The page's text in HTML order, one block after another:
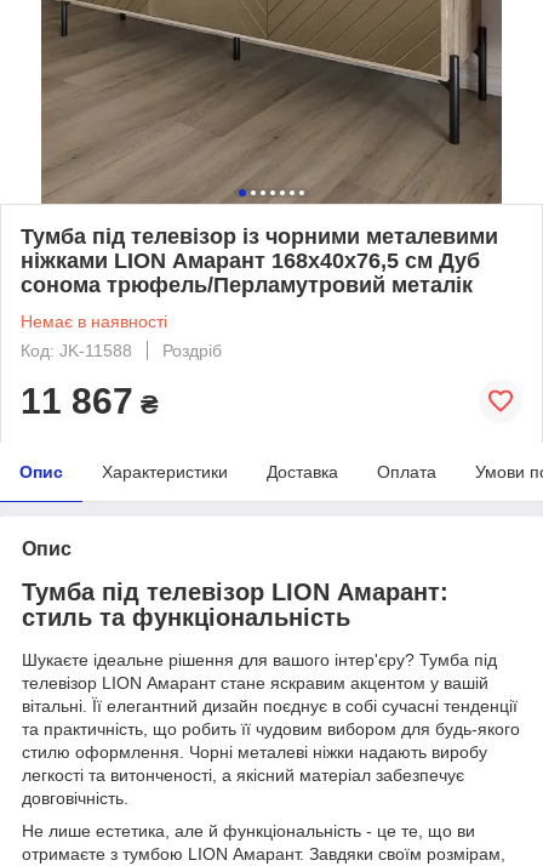
Тумба під телевізор із чорними металевими
ніжками LION Амарант 168x40x76,5 см Дуб
сонома трюфель/Перламутровий металік
Немає в наявності
Код: JK-11588
Роздріб
11 867 ₴
Опис Характеристики Доставка Оплата Умови
Опис
Тумба під телевізор LION Амарант:
стиль та функціональність
Шукаєте ідеальне рішення для вашого інтер'єру? Тумба під
телевізор LION Амарант стане яскравим акцентом у вашій
вітальні. Її елегантний дизайн поєднує в собі сучасні тенденції
та практичність, що робить її чудовим вибором для будь-якого
стилю оформлення. Чорні металеві ніжки надають виробу
легкості та витонченості, а якісний матеріал забезпечує
довговічність.
Не лише естетика, але й функціональність - це те, що ви
отримаєте з тумбою LION Амарант. Завдяки своїм розмірам,